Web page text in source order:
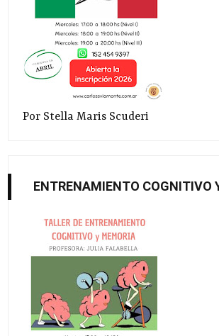
Por Stella Maris Scuderi
ENTRENAMIENTO COGNITIVO